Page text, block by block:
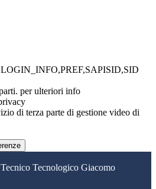
per ulteriori info
di terza parte di gestione video di
Tecnologico Giacomo